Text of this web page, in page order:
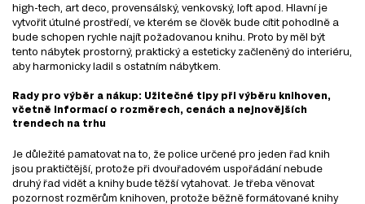
high-tech, art deco, provensálský, venkovský, loft apod. Hlavní je
vytvořit útulné prostředí, ve kterém se člověk bude cítit pohodlně a
bude schopen rychle najít požadovanou knihu. Proto by měl být
tento nábytek prostorný, praktický a esteticky začleněný do interiéru,
aby harmonicky ladil s ostatním nábytkem.
Rady pro výběr a nákup: Užitečné tipy při výběru knihoven,
včetně informací o rozměrech, cenách a nejnovějších
trendech na trhu
Je důležité pamatovat na to, že police určené pro jeden řad knih
jsou praktičtější, protože při dvouřadovém uspořádání nebude
druhý řad vidět a knihy bude těžší vytahovat. Je třeba věnovat
pozornost rozměrům knihoven, protože běžně formátované knihy